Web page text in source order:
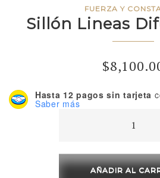
FUERZA Y
Sillón Lineas
$
Hasta 12 pagos sin tarjeta
Saber más
Difuminadas
cantidadAÑADIR AL